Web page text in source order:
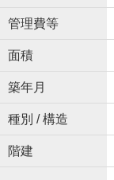
管理費等
面積
築年月
種別 / 構造
階建